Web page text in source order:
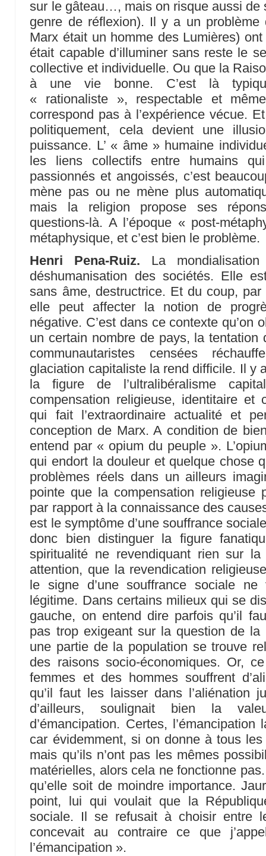
sur le gâteau…, mais on risque aussi de
genre de réflexion). Il y a un
Marx était un homme des Lumières)
était capable d’illuminer sans reste le
collective et individuelle. Ou que la
à une vie bonne. C’est là
« rationaliste », respectable et
correspond pas à l’expérience vécue.
politiquement, cela devient une
puissance. L’ « âme » humaine
les liens collectifs entre humains
passionnés et angoissés, c’est
mène pas ou ne mène plus
mais la religion propose ses
questions-là. A l’époque « post-
métaphysique, et c’est bien le problème.
Henri Pena-Ruiz. La
déshumanisation des sociétés. Elle
sans âme, destructrice. Et du coup,
elle peut affecter la notion de
négative. C’est dans ce contexte qu’on
un certain nombre de pays, la tentation
communautaristes censées
glaciation capitaliste la rend difficile. Il y
la figure de l’ultralibéralisme
compensation religieuse, identitaire et
qui fait l’extraordinaire actualité et
conception de Marx. A condition de
entend par « opium du peuple ».
qui endort la douleur et quelque chose
problèmes réels dans un ailleurs
pointe que la compensation religieuse
par rapport à la connaissance des
est le symptôme d’une souffrance
donc bien distinguer la figure
spiritualité ne revendiquant rien sur
attention, que la revendication
le signe d’une souffrance sociale
légitime. Dans certains milieux qui se
gauche, on entend dire parfois qu’il
pas trop exigeant sur la question de
une partie de la population se trouve
des raisons socio-économiques. Or,
femmes et des hommes souffrent
qu’il faut les laisser dans l’aliénation
d’ailleurs, soulignait bien la
d’émancipation. Certes,
car évidemment, si on donne à tous
mais qu’ils n’ont pas les mêmes
matérielles, alors cela ne fonctionne
qu’elle soit de moindre importance.
point, lui qui voulait que la
sociale. Il se refusait à choisir entre
concevait au contraire ce que
l’émancipation ».